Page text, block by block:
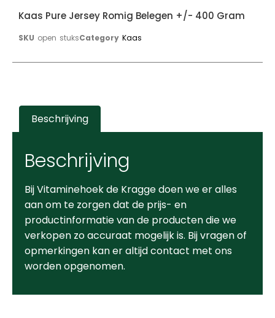
Kaas Pure Jersey Romig Belegen +/- 400 Gram
SKU open stuksCategory Kaas
Beschrijving
Beschrijving
Bij Vitaminehoek de Kragge doen we er alles
aan om te zorgen dat de prijs- en
productinformatie van de producten die we
verkopen zo accuraat mogelijk is. Bij vragen of
opmerkingen kan er altijd contact met ons
worden opgenomen.